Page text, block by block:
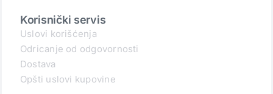
Korisnički servis
Uslovi korišćenja
Odricanje od odgovornosti
Dostava
Opšti uslovi kupovine